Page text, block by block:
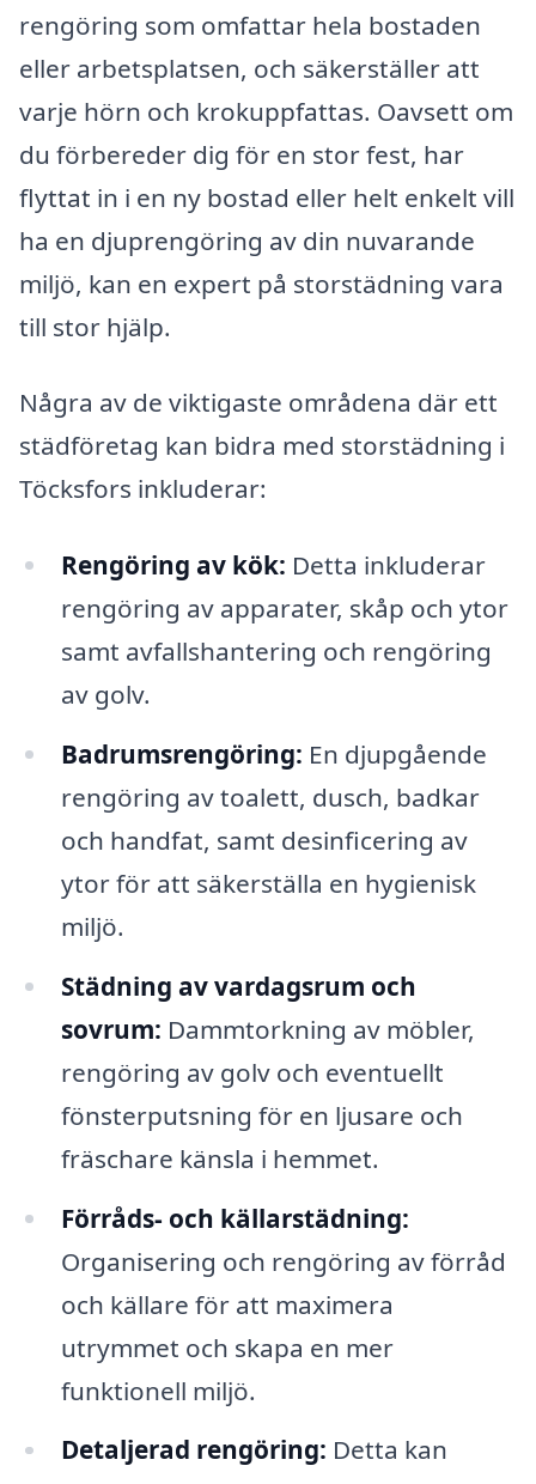
rengöring som omfattar hela bostaden
eller arbetsplatsen, och säkerställer att
varje hörn och krokuppfattas. Oavsett om
du förbereder dig för en stor fest, har
flyttat in i en ny bostad eller helt enkelt vill
ha en djuprengöring av din nuvarande
miljö, kan en expert på storstädning vara
till stor hjälp.
Några av de viktigaste områdena där ett
städföretag kan bidra med storstädning i
Töcksfors inkluderar:
Rengöring av kök: Detta inkluderar
rengöring av apparater, skåp och ytor
samt avfallshantering och rengöring
av golv.
Badrumsrengöring: En djupgående
rengöring av toalett, dusch, badkar
och handfat, samt desinficering av
ytor för att säkerställa en hygienisk
miljö.
Städning av vardagsrum och
sovrum: Dammtorkning av möbler,
rengöring av golv och eventuellt
fönsterputsning för en ljusare och
fräschare känsla i hemmet.
Förråds- och källarstädning:
Organisering och rengöring av förråd
och källare för att maximera
utrymmet och skapa en mer
funktionell miljö.
Detaljerad rengöring: Detta kan